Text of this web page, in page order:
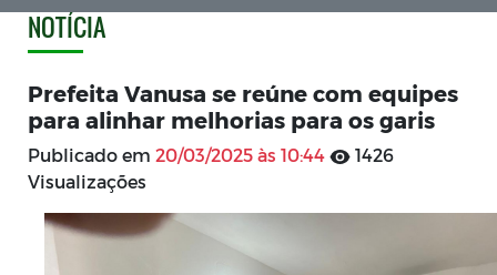
NOTÍCIA
Prefeita Vanusa se reúne com equipes
para alinhar melhorias para os garis
Publicado em 20/03/2025 às 10:44
1426
Visualizações